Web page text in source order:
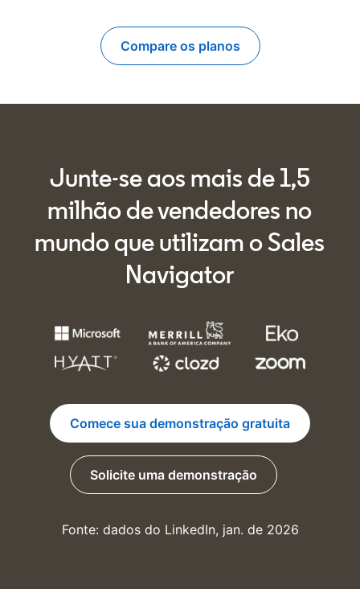
Compare os planos
Junte-se aos mais de 1,5
milhão de vendedores no
mundo que utilizam o Sales
Navigator
Comece sua demonstração gratuita
opens in a new tab
Solicite uma demonstração
Fonte: dados do LinkedIn, jan. de 2026